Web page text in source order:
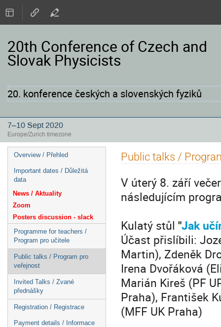
20th Conference of Czech and
Slovak Physicists
7–10 Sept 2020
Europe/Zurich timezone
20. konference českých a slovenských fyziků
Event
menu
Overview / Přehled
Important dates / Důležitá
data
News / Aktuality
Zoom
Posters discussion - slack
Programme for teachers /
Program pro učitele
Public talks / Program pro
veřejnost
Invited Talks / Zvané
přednášky
Registration / Registrace
Payment details / Informace
Public talks /
V úterý 8. září
následujícím
Kulatý stůl "Jak
Účast přislíbili:
Martin), Zdeněk
Irena Dvořáková
Marián Kireš (PF
Praha), František
(MFF UK Praha)